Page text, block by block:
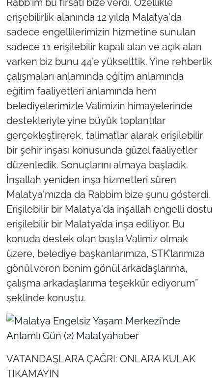
Rabb'im bu fırsatı bize verdi. Özellikle
erişebilirlik alanında 12 yılda Malatya'da
sadece engellilerimizin hizmetine sunulan
sadece 11 erişilebilir kapalı alan ve açık alan
varken biz bunu 44’e yükselttik. Yine rehberlik
çalışmaları anlamında eğitim anlamında
eğitim faaliyetleri anlamında hem
belediyelerimizle Valimizin himayelerinde
destekleriyle yine büyük toplantılar
gerçekleştirerek, talimatlar alarak erişilebilir
bir şehir inşası konusunda güzel faaliyetler
düzenledik. Sonuçlarını almaya başladık.
İnşallah yeniden inşa hizmetleri süren
Malatya'mızda da Rabbim bize şunu gösterdi.
Erişilebilir bir Malatya'da inşallah engelli dostu
erişilebilir bir Malatya’da inşa ediliyor. Bu
konuda destek olan başta Valimiz olmak
üzere, belediye başkanlarımıza, STK’larımıza
gönül veren benim gönül arkadaşlarıma,
çalışma arkadaşlarıma teşekkür ediyorum”
şeklinde konuştu.
VATANDAŞLARA ÇAĞRI: ONLARA KULAK
TIKAMAYIN